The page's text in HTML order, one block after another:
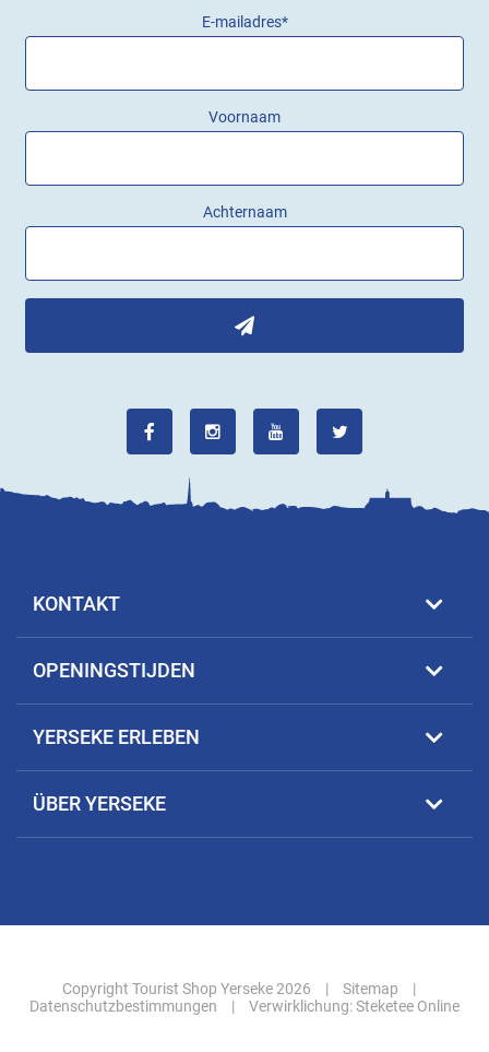
E-mailadres*
Voornaam
Achternaam
KONTAKT
OPENINGSTIJDEN
YERSEKE ERLEBEN
ÜBER YERSEKE
Copyright Tourist Shop Yerseke 2026 | Sitemap
|
Datenschutzbestimmungen
| Verwirklichung:Steketee Online